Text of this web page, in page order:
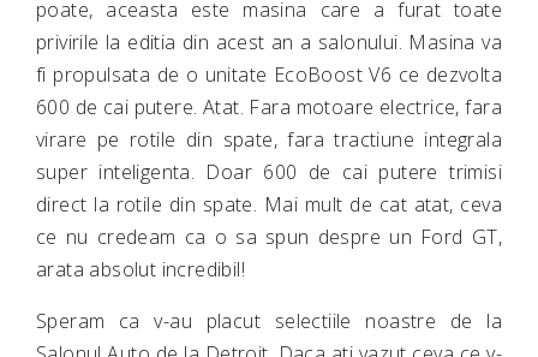
poate, aceasta este masina care a furat toate
privirile la editia din acest an a salonului. Masina va
fi propulsata de o unitate EcoBoost V6 ce dezvolta
600 de cai putere. Atat. Fara motoare electrice, fara
virare pe rotile din spate, fara tractiune integrala
super inteligenta. Doar 600 de cai putere trimisi
direct la rotile din spate. Mai mult de cat atat, ceva
ce nu credeam ca o sa spun despre un Ford GT,
arata absolut incredibil!
Speram ca v-au placut selectiile noastre de la